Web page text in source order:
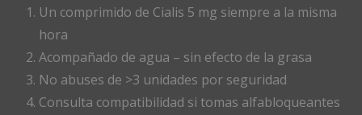
Un comprimido de Cialis 5 mg siempre a la misma
hora
Acompañado de agua – sin efecto de la grasa
No abuses de >3 unidades por seguridad
Consulta compatibilidad si tomas alfabloqueantes